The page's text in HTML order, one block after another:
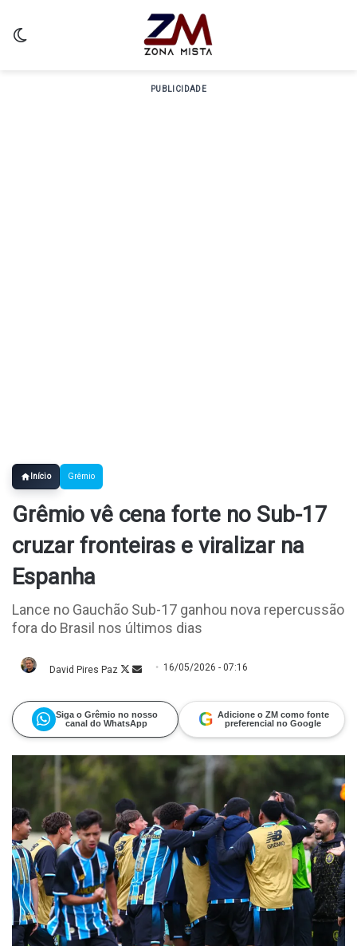
PUBLICIDADE
Início Grêmio
Grêmio vê cena forte no Sub-17
cruzar fronteiras e viralizar na
Espanha
Lance no Gauchão Sub-17 ganhou nova repercussão
fora do Brasil nos últimos dias
David Pires Paz FollowMande
16/05/2026 - 07:16
Siga o Grêmio no nosso
canal do WhatsApp
G Adicione o ZM como fonte
preferencial no Google